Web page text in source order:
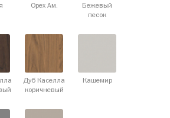
Орех Ам.
Бежевый
песок
Дуб Каселла
коричневый
Кашемир